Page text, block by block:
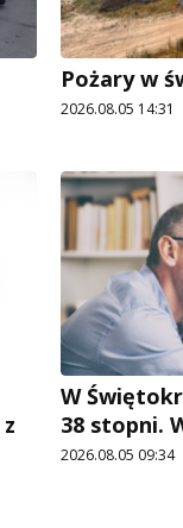
Pożary w
2026.08.05 14:31
W
38 stopni.
2026.08.05 09:34